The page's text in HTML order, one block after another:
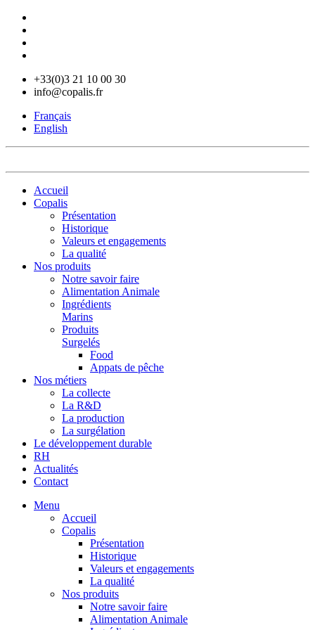
+33(0)3 21 10 00 30
info@copalis.fr
Français
English
Accueil
Copalis
Présentation
Historique
Valeurs et engagements
La qualité
Nos produits
Notre savoir faire
Alimentation Animale
Ingrédients
Marins
Produits
Surgelés
Food
Appats de pêche
Nos métiers
La collecte
La R&D
La production
La surgélation
Le développement durable
RH
Actualités
Contact
Menu
Accueil
Copalis
Présentation
Historique
Valeurs et engagements
La qualité
Nos produits
Notre savoir faire
Alimentation Animale